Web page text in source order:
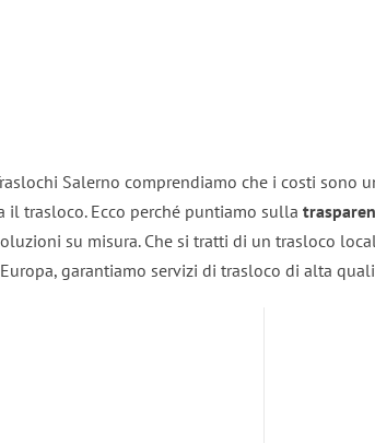
Salerno comprendiamo che i costi sono
il trasloco. Ecco perché puntiamo sulla
su misura. Che si tratti di un trasloco
garantiamo servizi di trasloco di alta